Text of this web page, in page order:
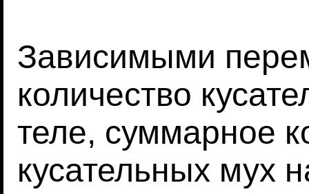
Зависимыми
количество
теле, суммарное
кусательных мух